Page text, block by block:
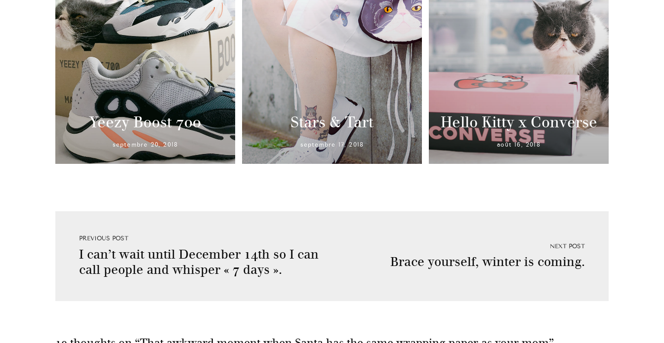
Yeezy Boost 700
septembre 20, 2018
Stars & Tart
septembre 17, 2018
Hello Kitty x Converse
août 16, 2018
PREVIOUS POST
I can’t wait until December 14th so I can
call people and whisper « 7 days ».
NEXT POST
Brace yourself, winter is coming.